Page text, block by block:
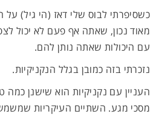
כשסיפרתי לבוס שלי דאז (הי גיל)
מאוד נכון, שאתה אף פעם לא יכול
עם היכולות שאתה נותן להם.
נזכרתי בזה כמובן בגלל הנקניקיות.
העניין עם נקניקיות הוא שישנן כמה
מסכי מגע. השתיים העיקריות